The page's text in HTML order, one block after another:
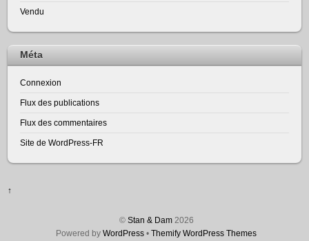
Vendu
Méta
Connexion
Flux des publications
Flux des commentaires
Site de WordPress-FR
↑
© Stan & Dam2026
Powered by WordPress • Themify WordPress Themes